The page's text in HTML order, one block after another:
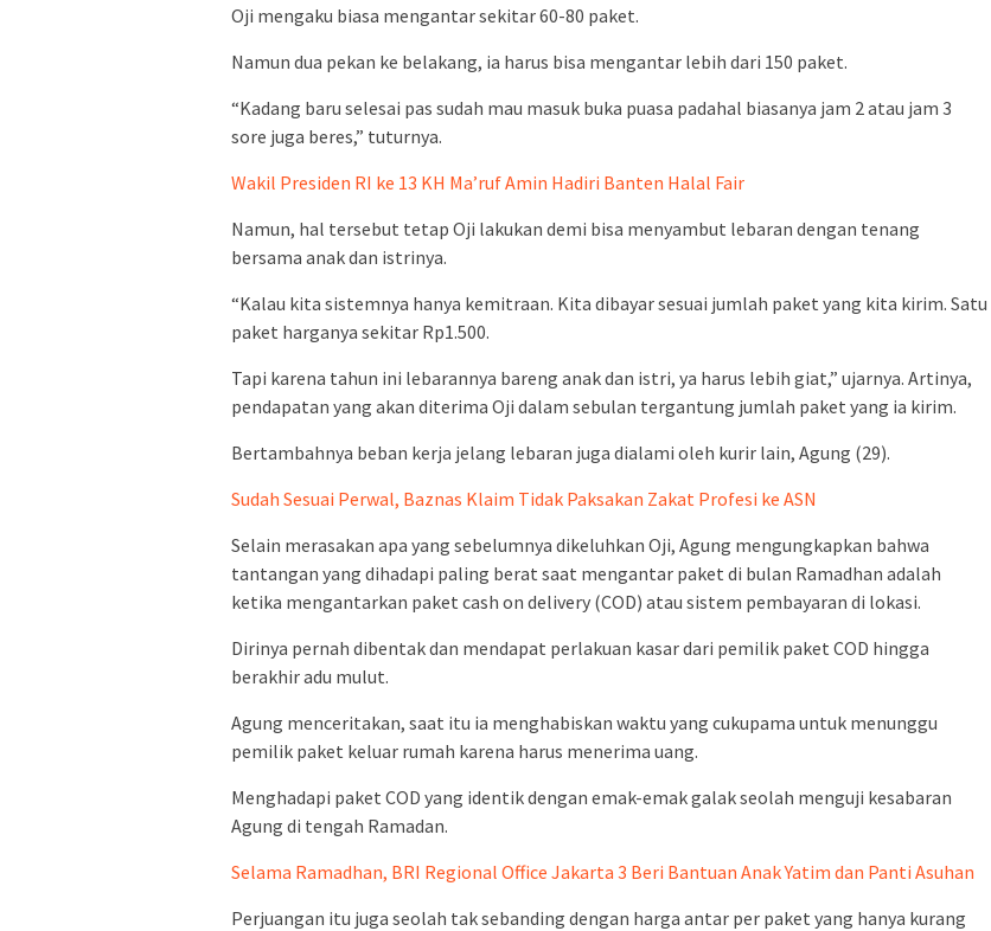
Oji mengaku biasa mengantar sekitar 60-80 paket.
Namun dua pekan ke belakang, ia harus bisa mengantar lebih dari 150 paket.
“Kadang baru selesai pas sudah mau masuk buka puasa padahal biasanya jam 2 atau jam 3
sore juga beres,” tuturnya.
Wakil Presiden RI ke 13 KH Ma’ruf Amin Hadiri Banten Halal Fair
Namun, hal tersebut tetap Oji lakukan demi bisa menyambut lebaran dengan tenang
bersama anak dan istrinya.
“Kalau kita sistemnya hanya kemitraan. Kita dibayar sesuai jumlah paket yang kita kirim. Satu
paket harganya sekitar Rp1.500.
Tapi karena tahun ini lebarannya bareng anak dan istri, ya harus lebih giat,” ujarnya. Artinya,
pendapatan yang akan diterima Oji dalam sebulan tergantung jumlah paket yang ia kirim.
Bertambahnya beban kerja jelang lebaran juga dialami oleh kurir lain, Agung (29).
Sudah Sesuai Perwal, Baznas Klaim Tidak Paksakan Zakat Profesi ke ASN
Selain merasakan apa yang sebelumnya dikeluhkan Oji, Agung mengungkapkan bahwa
tantangan yang dihadapi paling berat saat mengantar paket di bulan Ramadhan adalah
ketika mengantarkan paket cash on delivery (COD) atau sistem pembayaran di lokasi.
Dirinya pernah dibentak dan mendapat perlakuan kasar dari pemilik paket COD hingga
berakhir adu mulut.
Agung menceritakan, saat itu ia menghabiskan waktu yang cukupama untuk menunggu
pemilik paket keluar rumah karena harus menerima uang.
Menghadapi paket COD yang identik dengan emak-emak galak seolah menguji kesabaran
Agung di tengah Ramadan.
Selama Ramadhan, BRI Regional Office Jakarta 3 Beri Bantuan Anak Yatim dan Panti Asuhan
Perjuangan itu juga seolah tak sebanding dengan harga antar per paket yang hanya kurang